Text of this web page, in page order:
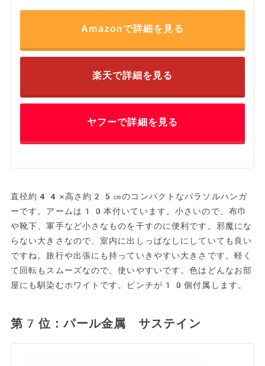
Amazonで詳細を見る
楽天で詳細を見る
ヤフーで詳細を見る
直径約44×高さ約25㎝のコンパクトなパラソルハンガ
ーです。アームは10本付いています。小さいので、布巾
や靴下、軍手など小さなものを干すのに便利です。邪魔にな
らない大きさなので、室内に出しっぱなしにしていても良い
ですね。旅行や出張にも持っていきやすい大きさです。軽く
て回転もスムーズなので、使いやすいです。色はどんなお部
屋にも馴染むホワイトです。ピンチが10個付属します。
第7位：パール金属 サステイン